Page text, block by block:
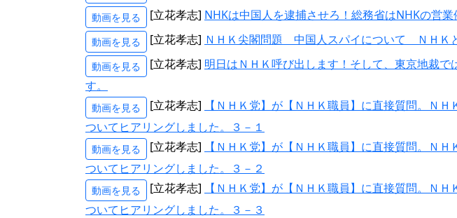
動画を見る [立花孝志] NHKは中国人を逮捕させろ！総務省はNHKの営業
動画を見る [立花孝志] ＮＨＫ尖閣問題 中国人スパイについて ＮＨＫ
動画を見る [立花孝志] 明日はＮＨＫ呼び出します！そして、東京地裁
す。
動画を見る [立花孝志]
【ＮＨＫ党】が【ＮＨＫ職員】に直接質問。Ｎ
ついてヒアリングしました。３－１
動画を見る [立花孝志]
【ＮＨＫ党】が【ＮＨＫ職員】に直接質問。Ｎ
ついてヒアリングしました。３－２
動画を見る [立花孝志]
【ＮＨＫ党】が【ＮＨＫ職員】に直接質問。Ｎ
ついてヒアリングしました。３－３